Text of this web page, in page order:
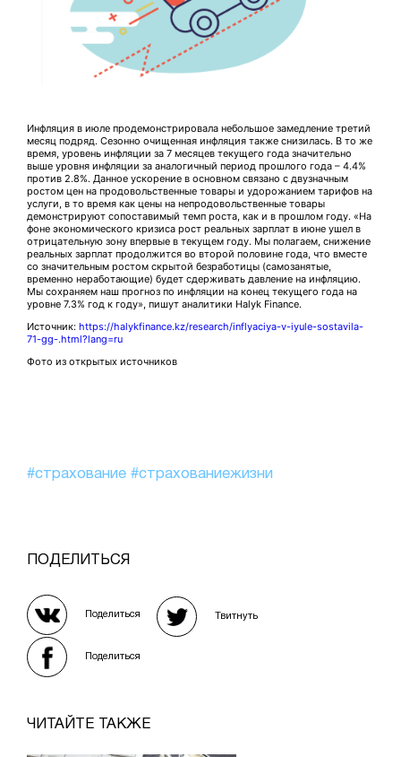
Инфляция в июле продемонстрировала небольшое замедление третий
месяц подряд. Сезонно очищенная инфляция также снизилась. В то же
время, уровень инфляции за 7 месяцев текущего года значительно
выше уровня инфляции за аналогичный период прошлого года – 4.4%
против 2.8%. Данное ускорение в основном связано с двузначным
ростом цен на продовольственные товары и удорожанием тарифов на
услуги, в то время как цены на непродовольственные товары
демонстрируют сопоставимый темп роста, как и в прошлом году. «На
фоне экономического кризиса рост реальных зарплат в июне ушел в
отрицательную зону впервые в текущем году. Мы полагаем, снижение
реальных зарплат продолжится во второй половине года, что вместе
со значительным ростом скрытой безработицы (самозанятые,
временно неработающие) будет сдерживать давление на инфляцию.
Мы сохраняем наш прогноз по инфляции на конец текущего года на
уровне 7.3% год к году», пишут аналитики Halyk Finance.
Источник: https://halykfinance.kz/research/inflyaciya-v-iyule-sostavila-
71-gg-.html?lang=ru
Фото из открытых источников
#страхование #страхованиежизни
ПОДЕЛИТЬСЯ
Поделиться Твитнуть
Поделиться
ЧИТАЙТЕ ТАКЖЕ